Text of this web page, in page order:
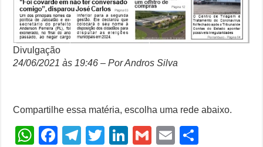
Divulgação
24/06/2021 às 19:46 – Por Andros Silva
Compartilhe essa matéria, escolha uma rede abaixo.
W F
T
T
Li
G
E